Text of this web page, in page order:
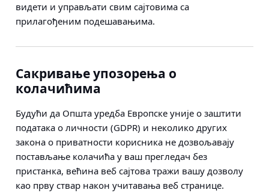
видети и управљати свим сајтовима са
прилагођеним подешавањима.
Сакривање упозорења о
колачићима
Будући да Општа уредба Европске уније о заштити
података о личности (GDPR) и неколико других
закона о приватности корисника не дозвољавају
постављање колачића у ваш прегледач без
пристанка, већина веб сајтова тражи вашу дозволу
као прву ствар након учитавања веб странице.